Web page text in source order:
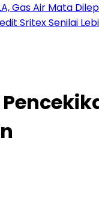
Gas Air Mata
Sritex Senilai